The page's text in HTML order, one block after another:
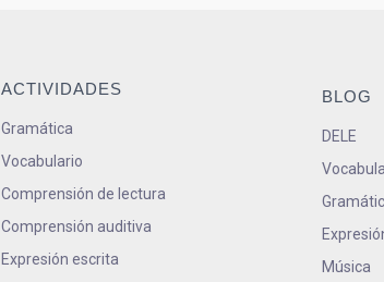
ACTIVIDADES
Gramática
Vocabulario
Comprensión de lectura
Comprensión auditiva
Expresión escrita
BLOG
DELE
Música